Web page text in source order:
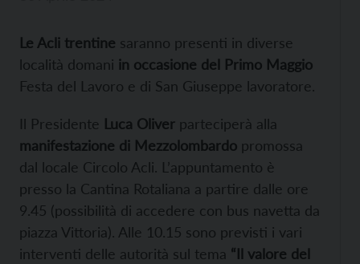
Le Acli trentine saranno presenti in diverse
località domani in occasione del Primo Maggio
Festa del Lavoro e di San Giuseppe lavoratore.
Il Presidente Luca Oliver parteciperà alla
manifestazione di Mezzolombardo promossa
dal locale Circolo Acli. L’appuntamento è
presso la Cantina Rotaliana a partire dalle ore
9.45 (possibilità di accedere con bus navetta da
piazza Vittoria). Alle 10.15 sono previsti i vari
interventi delle autorità sul tema “Il valore del